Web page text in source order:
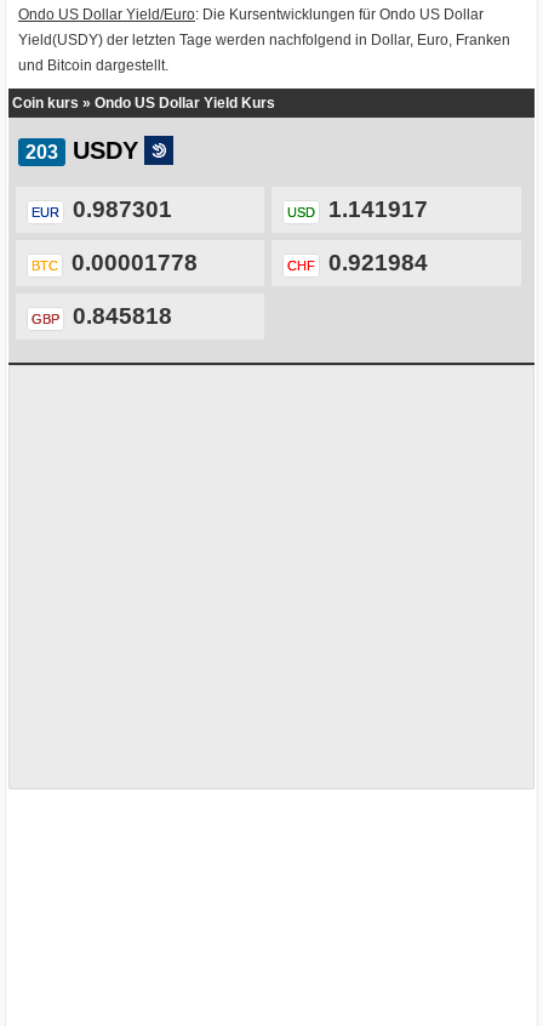
Ondo US Dollar Yield/Euro: Die Kursentwicklungen für Ondo US Dollar
Yield(USDY) der letzten Tage werden nachfolgend in Dollar, Euro, Franken
und Bitcoin dargestellt.
Coin kurs » Ondo US Dollar Yield Kurs
USDY
EUR 0.987301 USD 1.141917
BTC 0.00001778 CHF 0.921984
GBP 0.845818